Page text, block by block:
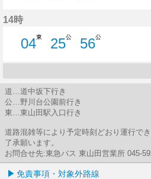
14時
04
4分はつ
東
25
25分はつ
公
56
56分はつ
公
道…道中坂下行き
公…野川台公園前行き
東…東山田駅入口行き
道路混雑等により予定時刻どおり運行で
了承願います。
お問合せ先:東急バス 東山田営業所 045-
免責事項・対象外路線